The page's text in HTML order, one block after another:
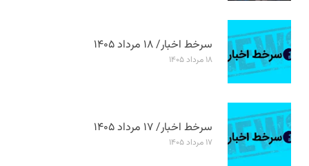
سرخط اخبار/ ۱۸ مرداد ۱۴۰۵
۱۸ مرداد ۱۴۰۵
سرخط اخبار/ ۱۷ مرداد ۱۴۰۵
۱۷ مرداد ۱۴۰۵